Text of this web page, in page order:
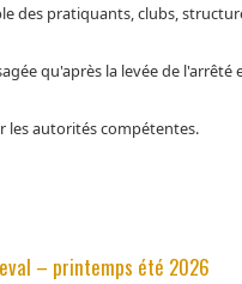
des pratiquants, clubs,
qu'après la levée de
les autorités compétentes.
– printemps été 2026